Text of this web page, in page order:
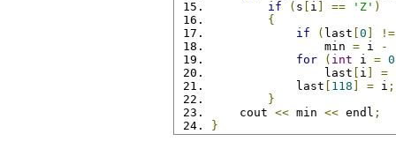
if
( s i == 'Z' )
{
if
( last 0
!=
                min
= i -
for
( int i = 0
                last
i =
            last
118 = i ;
}
    cout
<< min << endl ;
}